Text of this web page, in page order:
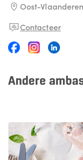
Oost-Vlaanderen
Contacteer
Andere